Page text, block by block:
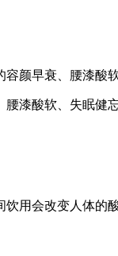
颜早衰、腰漆酸
漆酸软、失眠健
用会改变人体的